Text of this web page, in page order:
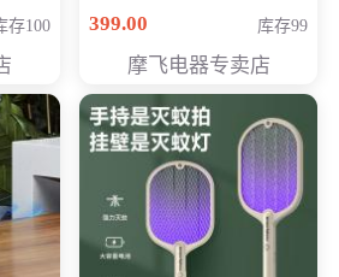
存100
元
399.00 库存99
摩飞电器专卖店